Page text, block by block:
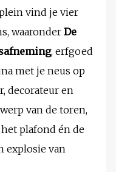
vind je vier
waaronder De
, erfgoed
met je neus op
decorateur en
van de toren,
plafond én de
explosie van